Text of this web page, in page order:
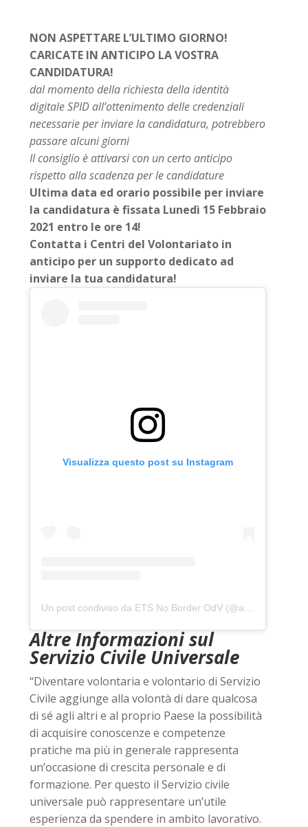
NON ASPETTARE L’ULTIMO GIORNO!
CARICATE IN ANTICIPO LA VOSTRA
CANDIDATURA!
dal momento della richiesta della identità
digitale SPID all’ottenimento delle credenziali
necessarieper inviare la candidatura, potrebbero
passare alcuni giorni
Il consiglio è attivarsi con un certo anticipo
rispetto alla scadenza per le candidature
Ultima data ed orario possibile per inviare
la candidatura è fissata Lunedì 15 Febbraio
2021 entro le ore 14!
Contatta i Centri del Volontariato in
anticipo per un supporto dedicato ad
inviare la tua candidatura!
Visualizza questo post su Instagram
Altre Informazioni sul
Servizio Civile Universale
“Diventare volontaria e volontario di Servizio
Civile aggiunge alla volontà di dare qualcosa
di sé agli altri e al proprio Paese la possibilità
di acquisire conoscenze e competenze
pratiche ma più in generale rappresenta
un’occasione di crescita personale e di
formazione. Per questo il Servizio civile
universale può rappresentare un’utile
esperienza da spendere in ambito lavorativo.